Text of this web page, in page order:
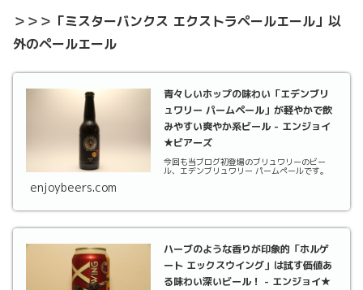
＞＞＞「ミスターバンクス エクストラペールエール」以
外のペールエール
青々しいホップの味わい「エデンブリ
ュワリー パームペール」が軽やかで飲
みやすい爽やか系ビール - エンジョイ
★ビアーズ
今回も当ブログ初登場のブリュワリーのビー
ル、エデンブリュワリー パームペールです。
enjoybeers.com
ハーブのような香りが印象的「ホルゲ
ート エックスウイング」は試す価値あ
る味わい深いビール！ - エンジョイ★